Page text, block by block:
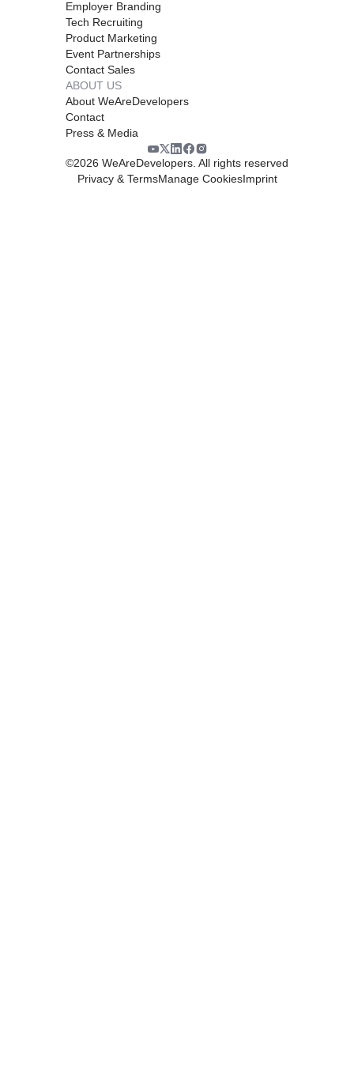
Employer Branding
Tech Recruiting
Product Marketing
Event Partnerships
Contact Sales
ABOUT US
About WeAreDevelopers
Contact
Press & Media
©2026 WeAreDevelopers. All rights reserved
Privacy & TermsManage CookiesImprint